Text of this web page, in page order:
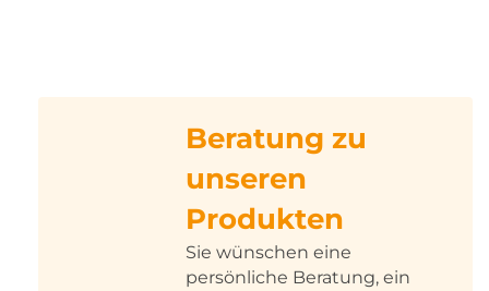
Beratung zu
unseren
Produkten
Sie wünschen eine
persönliche Beratung, ein